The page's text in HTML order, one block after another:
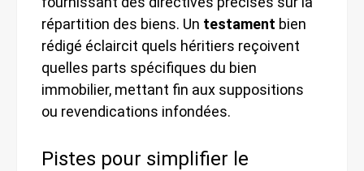
répartition des biens. Un testament bien
rédigé éclaircit quels héritiers reçoivent
quelles parts spécifiques du bien
immobilier, mettant fin aux suppositions
ou revendications infondées.
Pistes pour simplifier le